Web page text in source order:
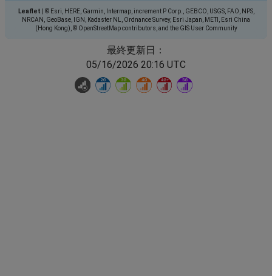
Leaflet
© Esri, HERE, Garmin, Intermap, increment P Corp., GEBCO, USGS, FAO, NPS,
NRCAN, GeoBase, IGN, Kadaster NL, Ordnance Survey, Esri Japan, METI, Esri China
(Hong Kong), © OpenStreetMap contributors, and the GIS User Community
最終更新日：
05/16/2026 20:16 UTC